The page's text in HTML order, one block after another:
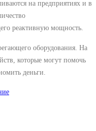
на предприятиях и в
реактивную мощность.
оборудования. На
которые могут помочь
деньги.